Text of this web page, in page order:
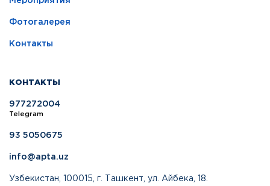
Фотогалерея
Контакты
КОНТАКТЫ
977272004
Telegram
93 5050675
info@apta.uz
Узбекистан, 100015, г. Ташкент, ул. Айбека, 18.